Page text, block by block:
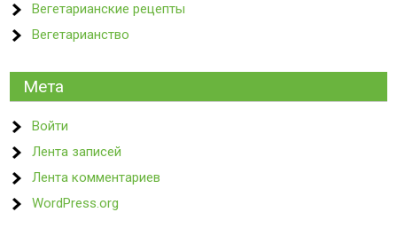
Вегетарианские рецепты
Вегетарианство
Мета
Войти
Лента записей
Лента комментариев
WordPress.org